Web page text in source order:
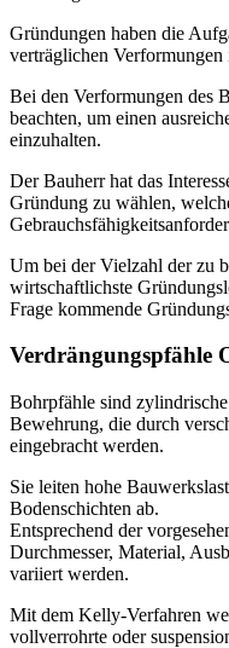
Gründungen haben die
verträglichen
Bei den Verformungen des
beachten, um einen
einzuhalten.
Der Bauherr hat das
Gründung zu wählen,
Um bei der Vielzahl der zu
wirtschaftlichste
Frage kommende
Verdrängungspfähle
Bohrpfähle sind
Bewehrung, die durch
eingebracht werden.
Sie leiten hohe
Bodenschichten ab.
Entsprechend der
Durchmesser, Material,
variiert werden.
Mit dem Kelly-Verfahren
vollverrohrte oder